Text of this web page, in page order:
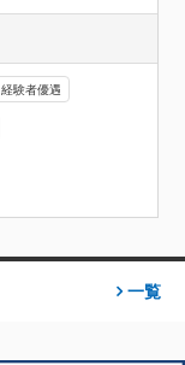
経験者優遇
一覧